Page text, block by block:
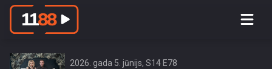
Jesica Zundovska konsultējas ar ārstu
2026. gada 5. jūnijs, S14 E78